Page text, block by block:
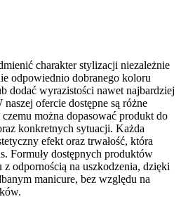
charakter stylizacji niezależnie
odpowiednio dobranego koloru
dodać wyrazistości nawet najbardziej
ofercie dostępne są różne
można dopasować produkt do
konkretnych sytuacji. Każda
efekt oraz trwałość, która
Formuły dostępnych produktów
z odpornością na uszkodzenia, dzięki
manicure, bez względu na